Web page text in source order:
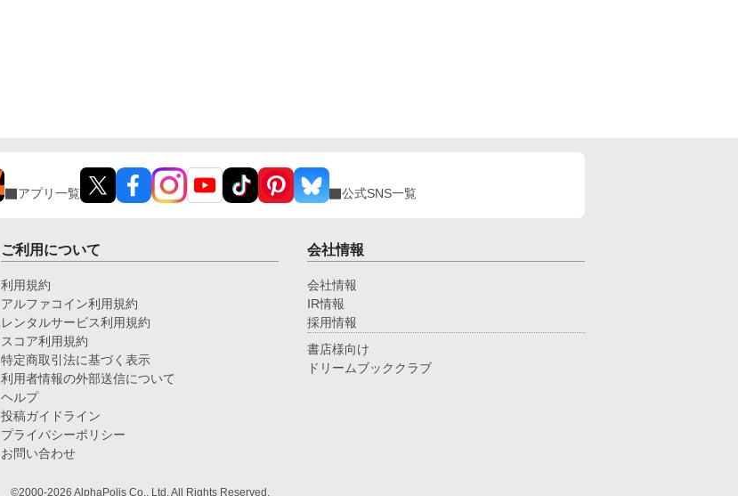
アプリ一覧 公式SNS一覧
ご利用について
利用規約
アルファコイン利用規約
レンタルサービス利用規約
スコア利用規約
特定商取引法に基づく表示
利用者情報の外部送信について
ヘルプ
投稿ガイドライン
プライバシーポリシー
お問い合わせ
会社情報
会社情報
IR情報
採用情報
書店様向け
ドリームブッククラブ
©2000-2026 AlphaPolis Co., Ltd. All Rights Reserved.